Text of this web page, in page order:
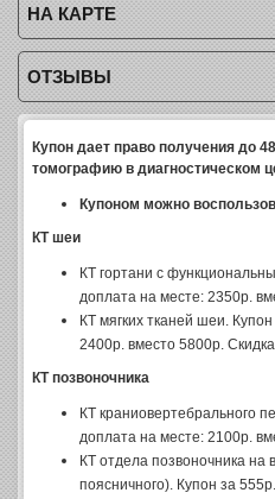
НА КАРТЕ
ОТЗЫВЫ
Купон дает право получения до
томографию в диагностическом
Купоном можно
КТ шеи
КТ гортани с
доплата на месте: 2350р.
КТ мягких тканей шеи.
2400р. вместо 5800р.
КТ позвоночника
КТ краниовертебрального
доплата на месте: 2100р.
КТ отдела позвоночника на
поясничного). Купон за